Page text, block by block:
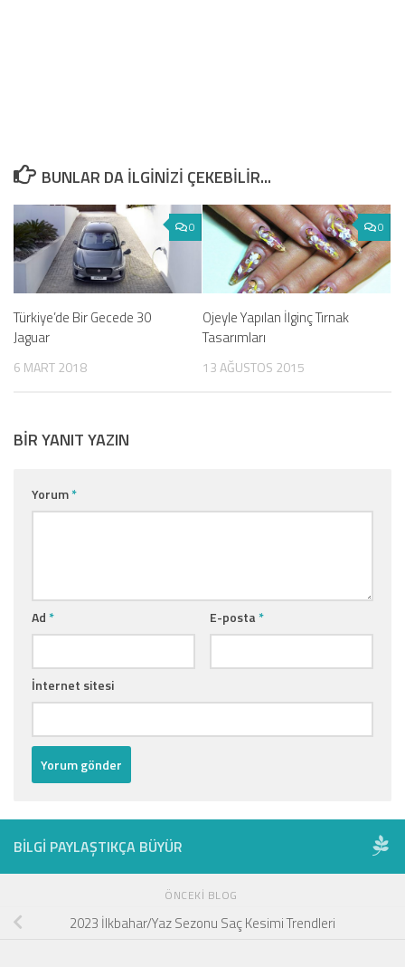
BUNLAR DA ILGINIZI ÇEKEBILIR...
0
Türkiye’de Bir Gecede 30
Jaguar
6 MART 2018
0
Ojeyle Yapılan İlginç Tırnak
Tasarımları
13 AĞUSTOS 2015
BIR YANIT YAZIN
Yorum*
Ad* E-posta*
İnternet sitesi
BILGI PAYLAŞTIKÇA BÜYÜR
ÖNCEKI BLOG
2023 İlkbahar/Yaz Sezonu Saç Kesimi Trendleri